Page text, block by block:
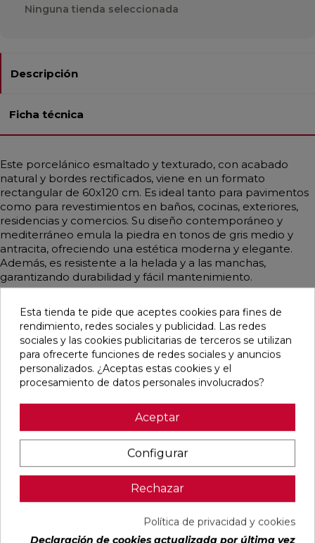
Ninguna tienda seleccionada
Descripción
Ficha técnica
Este porcelánico esmaltado y texturado, con acabado
natural y bordes rectificados, viene en un formato
rectangular de 60x120 cm. Es ideal tanto para pavimentos
como para revestimientos en baños, cocinas, exteriores,
residencias y comercios. Su diseño contemporáneo y
mediterráneo emula la piedra en tonos de gris medio y
antracita, ofreciendo una estética moderna y elegante.
Además, es resistente a la helada y a las manchas,
garantizando durabilidad y fácil mantenimiento.
Pensamos que te puede interesar
SLIPSTOP
GREY MATE
29,65 €
favorite
WHITE MATE
31,6X100
RECTIFICADO
Colorker
35,36 €
favorite
MATE
31,6X100
RECTIFICADO
Ref:
PVP
34,49 €
favorite
NATURAL
33,3X100
PVP
30,13 €
Esta tienda te pide que aceptes cookies para fines de
rendimiento, redes sociales y publicidad. Las redes
sociales y las cookies publicitarias de terceros se utilizan
para ofrecerte funciones de redes sociales y anuncios
personalizados. ¿Aceptas estas cookies y el
procesamiento de datos personales involucrados?
Aceptar
Configurar
Rechazar
Política de privacidad y cookies
Declaración de cookies actualizada por última vez